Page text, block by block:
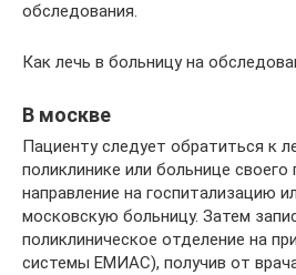
обследования.
Как лечь в больницу на
В москве
Пациенту следует обратиться к
поликлинике или больнице своего
направление на госпитализацию
московскую больницу. Затем
поликлиническое отделение на
системы ЕМИАС), получив от